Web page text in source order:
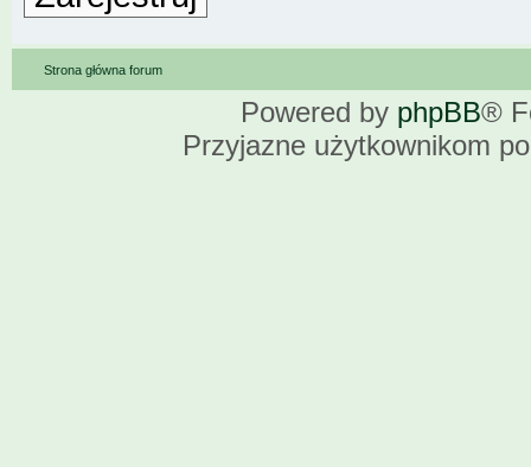
Strona główna forum
Powered by phpBB®
Przyjazne użytkownikom